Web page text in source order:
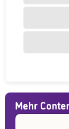
22. April 2026
Weltweite
– deutlich
2027 wird kein
Weiterlesen »
Mehr